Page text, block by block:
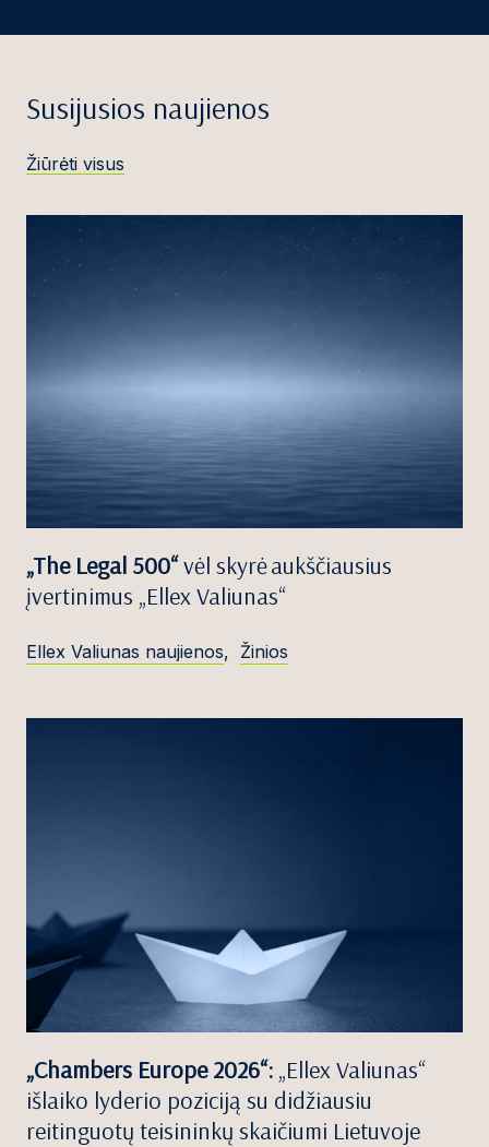
Susijusios naujienos
Žiūrėti visus
„The Legal 500“vėl skyrė aukščiausius
įvertinimus „Ellex Valiunas“
Ellex Valiunas naujienos, Žinios
„Chambers Europe 2026“: „Ellex Valiunas“
išlaiko lyderio poziciją su didžiausiu
reitinguotų teisininkų skaičiumi Lietuvoje